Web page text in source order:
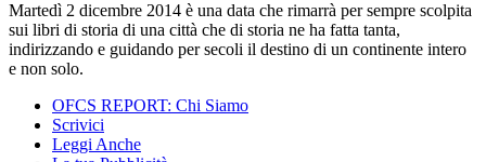
Martedì 2 dicembre 2014 è una data che rimarrà per sempre scolpita
sui libri di storia di una città che di storia ne ha fatta tanta,
indirizzando e guidando per secoli il destino di un continente intero
e non solo.
OFCS REPORT: Chi Siamo
Scrivici
Leggi Anche